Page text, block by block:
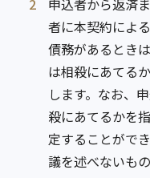
2
申込者から返済
者に本契約によ
債務があるとき
は相殺にあてる
します。なお、
殺にあてるかを
定することがで
議を述べないもの